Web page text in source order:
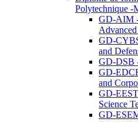
Polytechnique -
GD-AIM
GD-
and
GD-DSB
GD-
and
GD-
Science
GD-